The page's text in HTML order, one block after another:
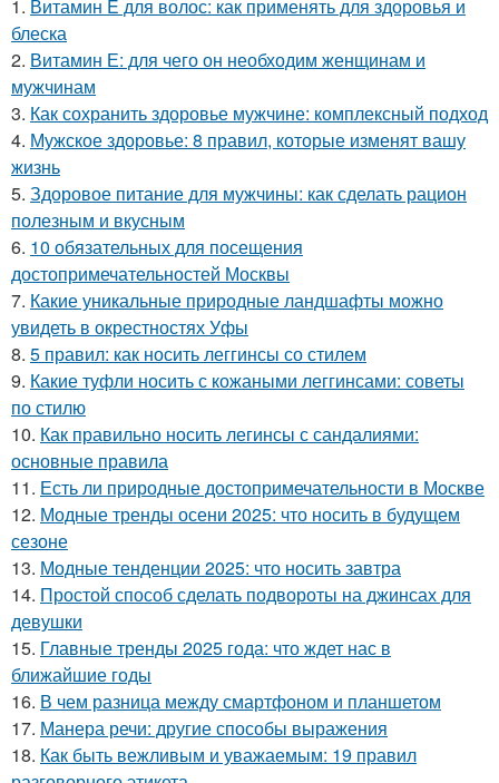
1. Витамин E для волос: как применять для здоровья и
блеска
2. Витамин Е: для чего он необходим женщинам и
мужчинам
3. Как сохранить здоровье мужчине: комплексный подход
4. Мужское здоровье: 8 правил, которые изменят вашу
жизнь
5. Здоровое питание для мужчины: как сделать рацион
полезным и вкусным
6. 10 обязательных для посещения
достопримечательностей Москвы
7. Какие уникальные природные ландшафты можно
увидеть в окрестностях Уфы
8. 5 правил: как носить леггинсы со стилем
9. Какие туфли носить с кожаными леггинсами: советы
по стилю
10. Как правильно носить легинсы с сандалиями:
основные правила
11. Есть ли природные достопримечательности в Москве
12. Модные тренды осени 2025: что носить в будущем
сезоне
13. Модные тенденции 2025: что носить завтра
14. Простой способ сделать подвороты на джинсах для
девушки
15. Главные тренды 2025 года: что ждет нас в
ближайшие годы
16. В чем разница между смартфоном и планшетом
17. Манера речи: другие способы выражения
18. Как быть вежливым и уважаемым: 19 правил